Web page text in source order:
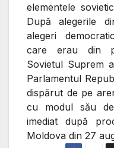
elementele
După alegerile
alegeri
care erau din
Sovietul Suprem
Parlamentul
dispărut de pe
cu modul său
imediat după
Moldova din 27